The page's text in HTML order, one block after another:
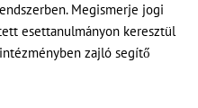
Megismerje jogi
esettanulmányon keresztül
zajló segítő